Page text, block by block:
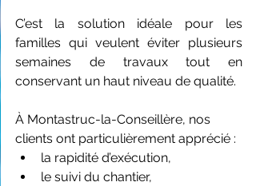
C’est la solution idéale pour les
familles qui veulent éviter plusieurs
semaines de travaux tout en
conservant un haut niveau de qualité.
À Montastruc-la-Conseillère, nos
clients ont particulièrement apprécié :
la rapidité d’exécution,
le suivi du chantier,